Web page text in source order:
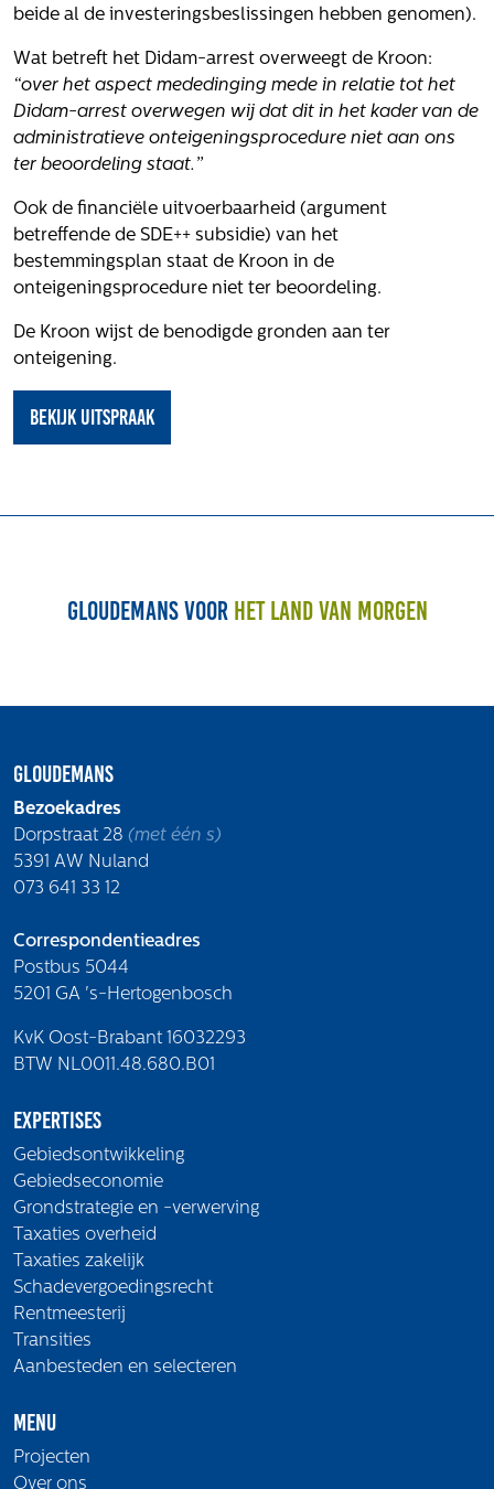
beide al de investeringsbeslissingen hebben genomen).
Wat betreft het Didam-arrest overweegt de Kroon:
“over het aspect mededinging mede in relatie tot het
Didam-arrest overwegen wij dat dit in het kader van de
administratieve onteigeningsprocedure niet aan ons
ter beoordeling staat.”
Ook de financiële uitvoerbaarheid (argument
betreffende de SDE++ subsidie) van het
bestemmingsplan staat de Kroon in de
onteigeningsprocedure niet ter beoordeling.
De Kroon wijst de benodigde gronden aan ter
onteigening.
Bekijk uitspraak
Gloudemans voor het land van morgen
Gloudemans
Bezoekadres
Dorpstraat 28 (met één s)
5391 AW Nuland
073 641 33 12
Correspondentieadres
Postbus 5044
5201 GA 's-Hertogenbosch
KvK Oost-Brabant 16032293
BTW NL0011.48.680.B01
Expertises
Gebiedsontwikkeling
Gebiedseconomie
Grondstrategie en -verwerving
Taxaties overheid
Taxaties zakelijk
Schadevergoedingsrecht
Rentmeesterij
Transities
Aanbesteden en selecteren
Menu
Projecten
Over ons